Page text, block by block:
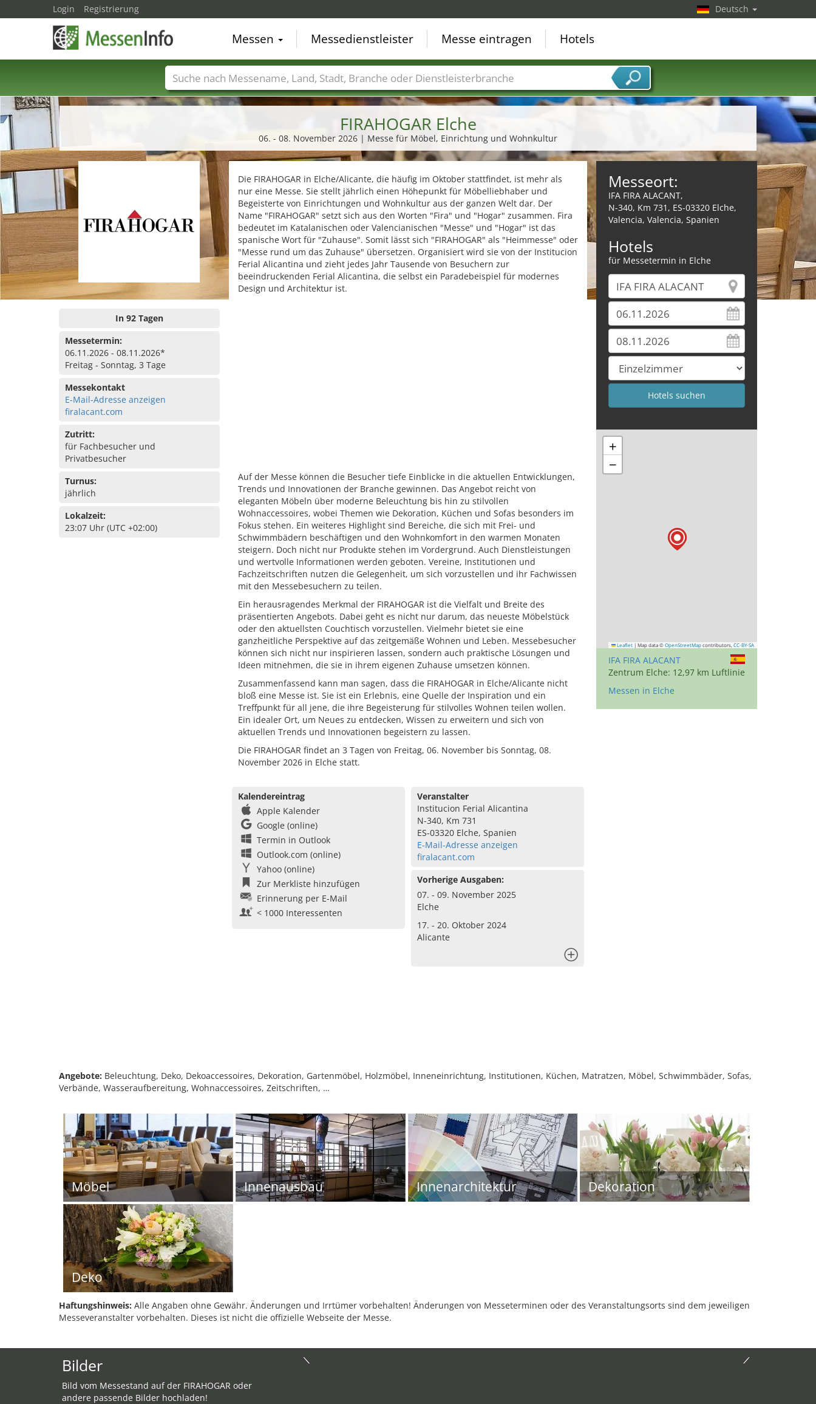
FIRAHOGAR Elche
06. - 08. November 2026 | Messe für Möbel, Einrichtung und Wohnkultur
In 92 Tagen
Messetermin:
06.11.2026 - 08.11.2026*
Freitag - Sonntag, 3 Tage
Messekontakt
E-Mail-Adresse anzeigen
firalacant.com
Zutritt:
für Fachbesucher und
Privatbesucher
Turnus:
jährlich
Lokalzeit:
23:07 Uhr (UTC +02:00)
Die FIRAHOGAR in Elche/Alicante, die häufig im Oktober stattfindet, ist mehr als
nur eine Messe. Sie stellt jährlich einen Höhepunkt für Möbelliebhaber und
Begeisterte von Einrichtungen und Wohnkultur aus der ganzen Welt dar. Der
Name "FIRAHOGAR" setzt sich aus den Worten "Fira" und "Hogar" zusammen. Fira
bedeutet im Katalanischen oder Valencianischen "Messe" und "Hogar" ist das
spanische Wort für "Zuhause". Somit lässt sich "FIRAHOGAR" als "Heimmesse" oder
"Messe rund um das Zuhause" übersetzen. Organisiert wird sie von der Institucion
Ferial Alicantina und zieht jedes Jahr Tausende von Besuchern zur
beeindruckenden Ferial Alicantina, die selbst ein Paradebeispiel für modernes
Design und Architektur ist.
Auf der Messe können die Besucher tiefe Einblicke in die aktuellen Entwicklungen,
Trends und Innovationen der Branche gewinnen. Das Angebot reicht von
eleganten Möbeln über moderne Beleuchtung bis hin zu stilvollen
Wohnaccessoires, wobei Themen wie Dekoration, Küchen und Sofas besonders im
Fokus stehen. Ein weiteres Highlight sind Bereiche, die sich mit Frei- und
Schwimmbädern beschäftigen und den Wohnkomfort in den warmen Monaten
steigern. Doch nicht nur Produkte stehen im Vordergrund. Auch Dienstleistungen
und wertvolle Informationen werden geboten. Vereine, Institutionen und
Fachzeitschriften nutzen die Gelegenheit, um sich vorzustellen und ihr Fachwissen
mit den Messebesuchern zu teilen.
Ein herausragendes Merkmal der FIRAHOGAR ist die Vielfalt und Breite des
präsentierten Angebots. Dabei geht es nicht nur darum, das neueste Möbelstück
oder den aktuellsten Couchtisch vorzustellen. Vielmehr bietet sie eine
ganzheitliche Perspektive auf das zeitgemäße Wohnen und Leben. Messebesucher
können sich nicht nur inspirieren lassen, sondern auch praktische Lösungen und
Ideen mitnehmen, die sie in ihrem eigenen Zuhause umsetzen können.
Zusammenfassend kann man sagen, dass die FIRAHOGAR in Elche/Alicante nicht
bloß eine Messe ist. Sie ist ein Erlebnis, eine Quelle der Inspiration und ein
Treffpunkt für all jene, die ihre Begeisterung für stilvolles Wohnen teilen wollen.
Ein idealer Ort, um Neues zu entdecken, Wissen zu erweitern und sich von
aktuellen Trends und Innovationen begeistern zu lassen.
Die FIRAHOGAR findet an 3 Tagen von Freitag, 06. November bis Sonntag, 08.
November 2026 in Elche statt.
Kalendereintrag
Apple Kalender
Google (online)
Termin in Outlook
Outlook.com (online)
Yahoo (online)
Zur Merkliste hinzufügen
Erinnerung per E-Mail
< 1000 Interessenten
Veranstalter
Institucion Ferial Alicantina
N-340, Km 731
ES-03320 Elche, Spanien
E-Mail-Adresse anzeigen
firalacant.com
Vorherige Ausgaben:
07. - 09. November 2025
Elche
17. - 20. Oktober 2024
Alicante
Messeort:
IFA FIRA ALACANT,
N-340, Km 731, ES-03320 Elche,
Valencia, Valencia, Spanien
Hotels
für Messetermin in Elche
+
−
Leaflet | Map data © OpenStreetMap contributors, CC-BY-SA
IFA FIRA ALACANT
Zentrum Elche: 12,97 km Luftlinie
Messen in Elche
Angebote: Beleuchtung, Deko, Dekoaccessoires, Dekoration, Gartenmöbel, Holzmöbel, Inneneinrichtung, Institutionen, Küchen, Matratzen, Möbel, Schwimmbäder, Sofas,
Verbände, Wasseraufbereitung, Wohnaccessoires, Zeitschriften, …
Möbel Innenausbau Innenarchitektur Dekoration
Deko
Haftungshinweis: Alle Angaben ohne Gewähr. Änderungen und Irrtümer vorbehalten! Änderungen von Messeterminen oder des Veranstaltungsorts sind dem jeweiligen
Messeveranstalter vorbehalten. Dieses ist nicht die offizielle Webseite der Messe.
Bilder
Bild vom Messestand auf der FIRAHOGAR oder
andere passende Bilder hochladen!
Login Registrierung Deutsch
Messen Messedienstleister Messe eintragen Hotels
Messenamen Länder Städte Branchen Dienstleisterbranchen